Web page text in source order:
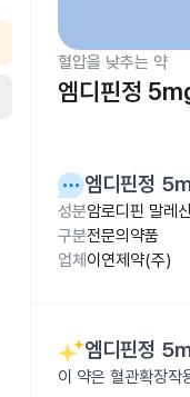
혈압을 낮추는 약
엠디핀정
엠디핀정
성분암로디핀 말레
구분전문의약품
업체 이연제약(주)
엠디핀정
이 약은 혈관확장작